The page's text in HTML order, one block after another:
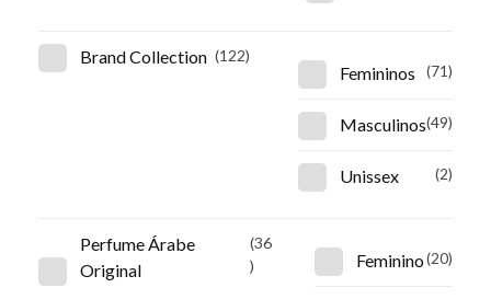
Brand Collection (122)
Femininos (71)
Masculinos(49)
Unissex (2)
Perfume Árabe
Original
(36
)
Feminino(20)